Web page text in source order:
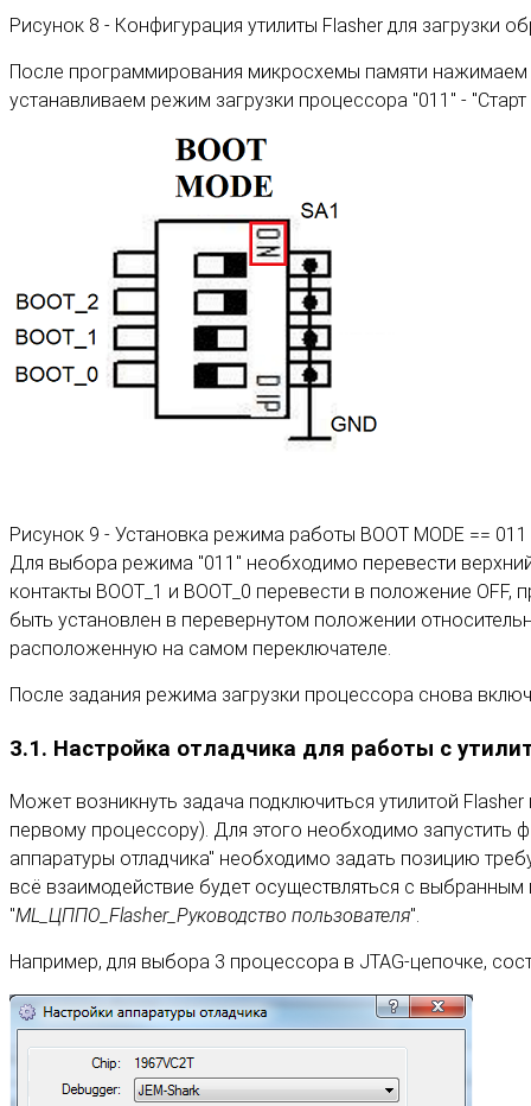
Рисунок 8 - Конфигурация утилиты Flasher для загрузки
После программирования микросхемы памяти нажимаем
устанавливаем режим загрузки процессора "011" -
Рисунок 9 - Установка режима работы BOOT MODE ==
Для выбора режима "011" необходимо перевести
контакты BOOT_1 и BOOT_0 перевести в положение
быть установлен в перевернутом положении
расположенную на самом переключателе.
После задания режима загрузки процессора снова
3.1. Настройка отладчика для работы с
Может возникнуть задача подключиться утилитой
первому процессору). Для этого необходимо запустить
аппаратуры отладчика" необходимо задать позицию
всё взаимодействие будет осуществляться с
"ML_ЦППО_Flasher_Руководство пользователя".
Например, для выбора 3 процессора в JTAG-цепочке,